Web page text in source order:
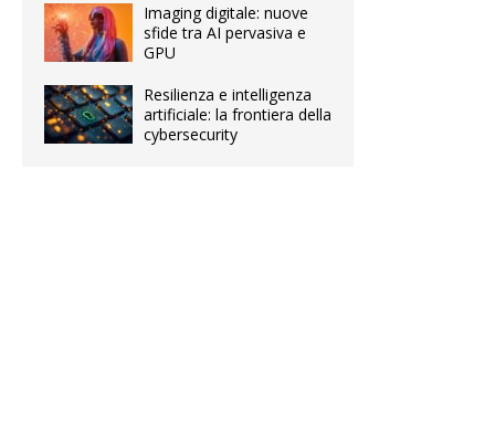
Imaging digitale: nuove
sfide tra AI pervasiva e
GPU
Resilienza e intelligenza
artificiale: la frontiera della
cybersecurity